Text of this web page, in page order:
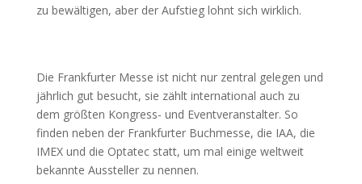
zu bewältigen, aber der Aufstieg lohnt sich wirklich.
Die Frankfurter Messe ist nicht nur zentral gelegen und
jährlich gut besucht, sie zählt international auch zu
dem größten Kongress- und Eventveranstalter. So
finden neben der Frankfurter Buchmesse, die IAA, die
IMEX und die Optatec statt, um mal einige weltweit
bekannte Aussteller zu nennen.